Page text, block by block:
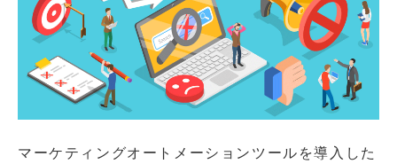
マーケティングオートメーションツールを導入した